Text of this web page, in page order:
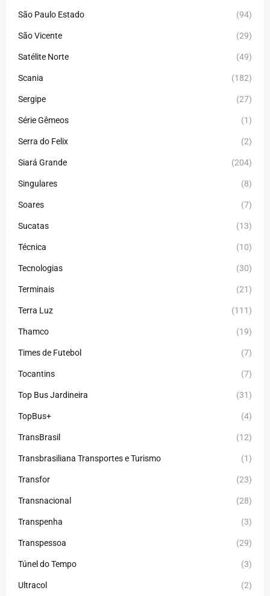
São Paulo Estado (94)
São Vicente (29)
Satélite Norte (49)
Scania (182)
Sergipe (27)
Série Gêmeos (1)
Serra do Felix (2)
Siará Grande (204)
Singulares (8)
Soares (7)
Sucatas (13)
Técnica (10)
Tecnologias (30)
Terminais (21)
Terra Luz (111)
Thamco (19)
Times de Futebol (7)
Tocantins (7)
Top Bus Jardineira (31)
TopBus+ (4)
TransBrasil (12)
Transbrasiliana Transportes e Turismo (1)
Transfor (23)
Transnacional (28)
Transpenha (3)
Transpessoa (29)
Túnel do Tempo (3)
Ultracol (2)